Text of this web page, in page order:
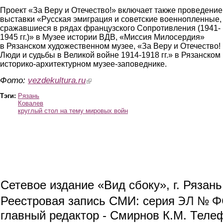
Проект «За Веру и Отечество!» включает также проведение
выставки «Русская эмиграция и советские военнопленные,
сражавшиеся в рядах французского Сопротивления (1941-
1945 гг.)» в Музее истории ВДВ, «Миссия Милосердия»
в Рязанском художественном музее, «За Веру и Отечество!
Люди и судьбы в Великой войне 1914-1918 гг.» в Рязанском
историко-архитектурном музее-заповеднике.
Фото: vezdekultura.ru(link is external)
Тэги: Рязань
Ковалев
круглый стол на тему мировых войн
Сетевое издание «Вид сбоку», г.
Реестровая запись СМИ: серия ЭЛ №
главный редактор - Смирнов К.М.